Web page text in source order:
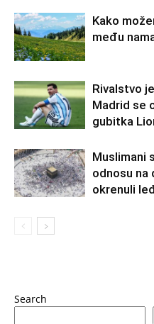
Kako
među
Rivalstvo
Madrid se
gubitka
Muslimani
odnosu na
okrenuli
Search